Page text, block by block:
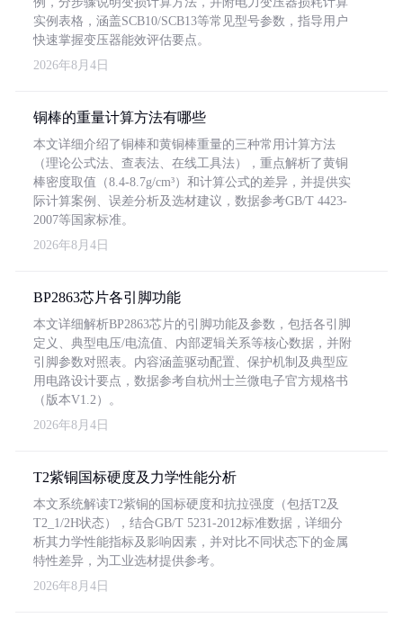
实例表格，涵盖SCB10/SCB13等常见型号参数，指导用户
快速掌握变压器能效评估要点。
2026年8月4日
铜棒的重量计算方法有哪些
本文详细介绍了铜棒和黄铜棒重量的三种常用计算方法
（理论公式法、查表法、在线工具法），重点解析了黄铜
棒密度取值（8.4-8.7g/cm³）和计算公式的差异，并提供实
际计算案例、误差分析及选材建议，数据参考GB/T 4423-
2007等国家标准。
2026年8月4日
BP2863芯片各引脚功能
本文详细解析BP2863芯片的引脚功能及参数，包括各引脚
定义、典型电压/电流值、内部逻辑关系等核心数据，并附
引脚参数对照表。内容涵盖驱动配置、保护机制及典型应
用电路设计要点，数据参考自杭州士兰微电子官方规格书
（版本V1.2）。
2026年8月4日
T2紫铜国标硬度及力学性能分析
本文系统解读T2紫铜的国标硬度和抗拉强度（包括T2及
T2_1/2H状态），结合GB/T 5231-2012标准数据，详细分
析其力学性能指标及影响因素，并对比不同状态下的金属
特性差异，为工业选材提供参考。
2026年8月4日